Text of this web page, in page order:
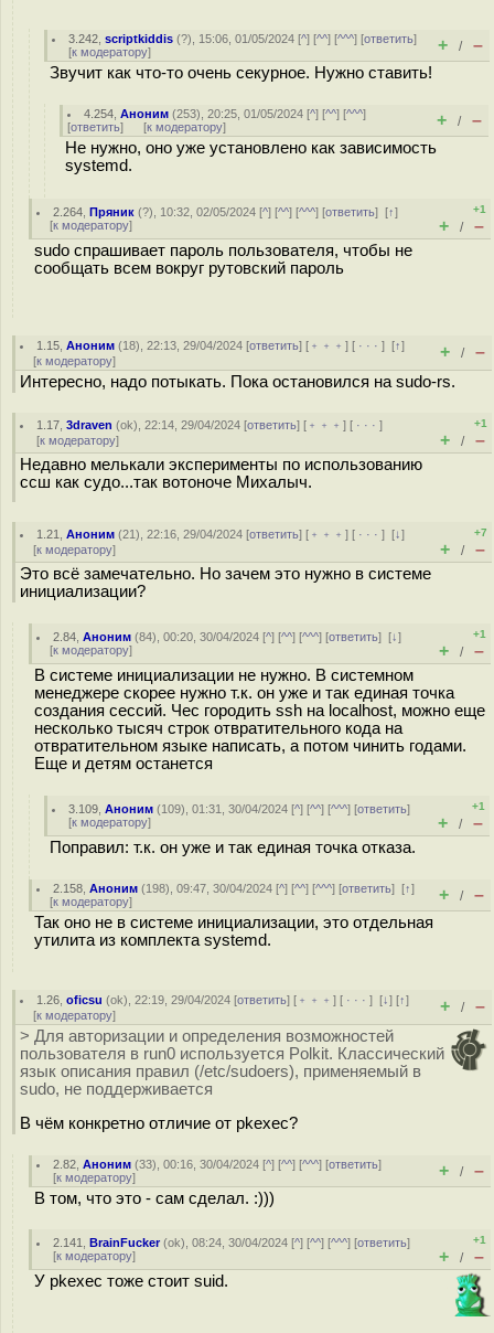
3.242 ,scriptkiddis (?), 15:06, 01/05/2024 [^] [^^] [^^^] [ответить]
[к модератору] + / –
Звучит как что-то очень секурное. Нужно ставить!
4.254 ,Аноним (253), 20:25, 01/05/2024 [^] [^^] [^^^]
[ответить] [к модератору] + / –
Не нужно, оно уже установлено как зависимость
systemd.
2.264 ,Пряник (?), 10:32, 02/05/2024 [^] [^^] [^^^] [ответить][↑]
[к модератору]
+1
+ / –
sudo спрашивает пароль пользователя, чтобы не
сообщать всем вокруг рутовский пароль
1.15 ,Аноним (18), 22:13, 29/04/2024 [ответить] [ ﹢﹢﹢] [ · · ·][↑]
[к модератору] + / –
Интересно, надо потыкать. Пока остановился на sudo-rs.
1.17 ,3draven (ok), 22:14, 29/04/2024 [ответить] [ ﹢﹢﹢] [ · · ·]
[к модератору]
+1
+ / –
Недавно мелькали эксперименты по использованию
ссш как судо...так вотоноче Михалыч.
1.21 ,Аноним (21), 22:16, 29/04/2024 [ответить] [ ﹢﹢﹢] [ · · ·][↓]
[к модератору]
+7
+ / –
Это всё замечательно. Но зачем это нужно в системе
инициализации?
2.84 ,Аноним (84), 00:20, 30/04/2024 [^] [^^] [^^^] [ответить][↓]
[к модератору]
+1
+ / –
В системе инициализации не нужно. В системном
менеджере скорее нужно т.к. он уже и так единая точка
создания сессий. Чес городить ssh на localhost, можно еще
несколько тысяч строк отвратительного кода на
отвратительном языке написать, а потом чинить годами.
Еще и детям останется
3.109 ,Аноним (109), 01:31, 30/04/2024 [^] [^^] [^^^] [ответить]
[к модератору]
+1
+ / –
Поправил: т.к. он уже и так единая точка отказа.
2.158 ,Аноним (198), 09:47, 30/04/2024 [^] [^^] [^^^] [ответить][↑]
[к модератору] + / –
Так оно не в системе инициализации, это отдельная
утилита из комплекта systemd.
1.26 ,oficsu (ok), 22:19, 29/04/2024 [ответить] [ ﹢﹢﹢] [ · · ·][↓] [↑]
[к модератору] + / –
> Для авторизации и определения возможностей
пользователя в run0 используется Polkit. Классический
язык описания правил (/etc/sudoers), применяемый в
sudo, не поддерживается
В чём конкретно отличие от pkexec?
2.82 ,Аноним (33), 00:16, 30/04/2024 [^] [^^] [^^^] [ответить]
[к модератору] + / –
В том, что это - сам сделал. :)))
2.141 ,BrainFucker(ok), 08:24, 30/04/2024 [^] [^^] [^^^] [ответить]
[к модератору]
+1
+ / –
У pkexec тоже стоит suid.